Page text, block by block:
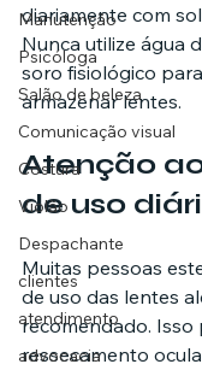
Manutenção
Psicóloga
Salão de beleza
Comunicação visual
Costura
Violão
Despachante
clientes
atendimento
advocacia
diariamente com
Nunca utilize água
soro fisiológico
armazenar lentes.
Atenção
de uso
Muitas pessoas
de uso das lentes
recomendado. Isso
ressecamento